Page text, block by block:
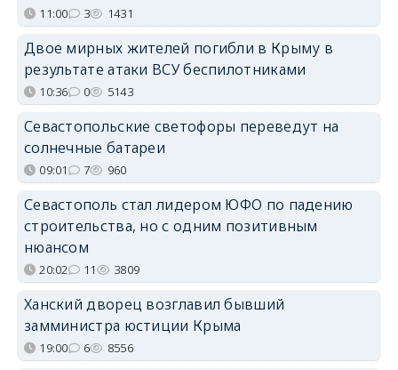
11:00 3 1431
Двое мирных жителей погибли в Крыму в
результате атаки ВСУ беспилотниками
10:36 0 5143
Севастопольские светофоры переведут на
солнечные батареи
09:01 7 960
Севастополь стал лидером ЮФО по падению
строительства, но с одним позитивным
нюансом
20:02 11 3809
Ханский дворец возглавил бывший
замминистра юстиции Крыма
19:00 6 8556